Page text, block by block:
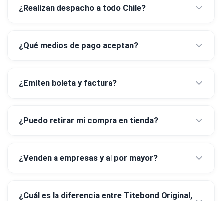
¿Realizan despacho a todo Chile?
¿Qué medios de pago aceptan?
¿Emiten boleta y factura?
¿Puedo retirar mi compra en tienda?
¿Venden a empresas y al por mayor?
¿Cuál es la diferencia entre Titebond Original,